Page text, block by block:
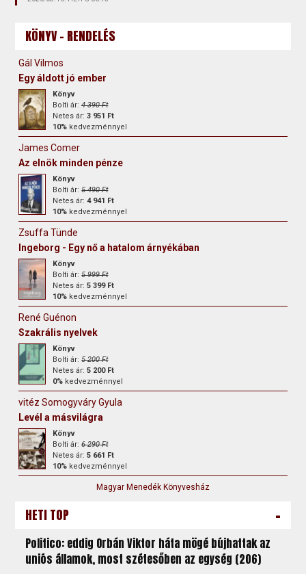
KÖNYV - RENDELÉS
Gál Vilmos
Egy áldott jó ember
Könyv
Bolti ár:4 390 Ft
Netes ár:3 951 Ft
10% kedvezménnyel
James Comer
Az elnök minden pénze
Könyv
Bolti ár:5 490 Ft
Netes ár:4 941 Ft
10% kedvezménnyel
Zsuffa Tünde
Ingeborg - Egy nő a hatalom árnyékában
Könyv
Bolti ár:5 999 Ft
Netes ár:5 399 Ft
10% kedvezménnyel
René Guénon
Szakrális nyelvek
Könyv
Bolti ár:5 200 Ft
Netes ár:5 200 Ft
0% kedvezménnyel
vitéz Somogyváry Gyula
Levél a másvilágra
Könyv
Bolti ár:6 290 Ft
Netes ár:5 661 Ft
10% kedvezménnyel
Magyar Menedék Könyvesház
HETI TOP -
Politico: eddig Orbán Viktor háta mögé bújhattak az
uniós államok, most szétesőben az egység (206)